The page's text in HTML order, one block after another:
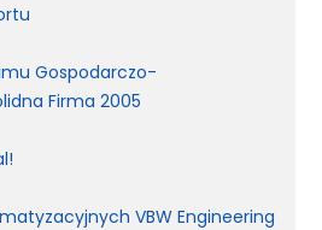
Gospodarczo-
Firma 2005
VBW Engineering